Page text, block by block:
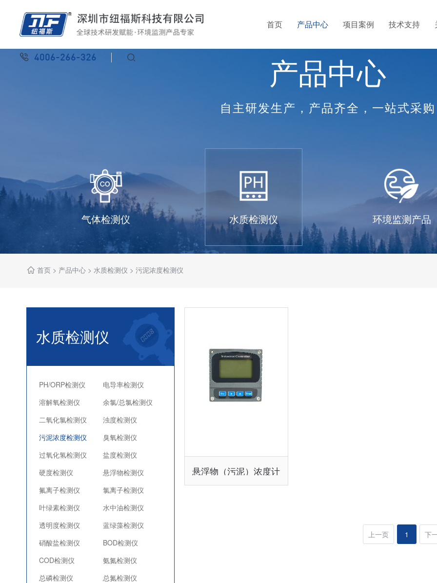
首页 产品中心 项目案例 技术支持
4006-266-326 产品中心
自主研发生产，产品齐全，一站式采购
气体检测仪 水质检测仪 环境监测产品
首页> 产品中心> 水质检测仪 > 污泥浓度检测仪
水质检测仪
PH/ORP检测仪
电导率检测仪
溶解氧检测仪
余氯/总氯检测仪
二氧化氯检测仪
浊度检测仪
污泥浓度检测仪
臭氧检测仪
过氧化氢检测仪
盐度检测仪
硬度检测仪
悬浮物检测仪
氟离子检测仪
氯离子检测仪
叶绿素检测仪
水中油检测仪
透明度检测仪
蓝绿藻检测仪
硝酸盐检测仪
BOD检测仪
COD检测仪
氨氮检测仪
总磷检测仪
总氮检测仪
悬浮物（污泥）浓度计
上一页 1 下